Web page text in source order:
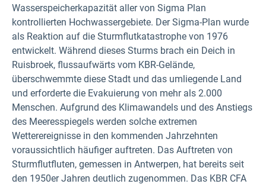
Wasserspeicherkapazität aller von Sigma Plan
kontrollierten Hochwassergebiete. Der Sigma-Plan wurde
als Reaktion auf die Sturmflutkatastrophe von 1976
entwickelt. Während dieses Sturms brach ein Deich in
Ruisbroek, flussaufwärts vom KBR-Gelände,
überschwemmte diese Stadt und das umliegende Land
und erforderte die Evakuierung von mehr als 2.000
Menschen. Aufgrund des Klimawandels und des Anstiegs
des Meeresspiegels werden solche extremen
Wetterereignisse in den kommenden Jahrzehnten
voraussichtlich häufiger auftreten. Das Auftreten von
Sturmflutfluten, gemessen in Antwerpen, hat bereits seit
den 1950er Jahren deutlich zugenommen. Das KBR CFA